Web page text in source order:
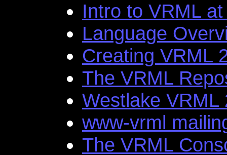
Intro to VRML
Language
Creating VRML
The VRML
Westlake VRML
www-vrml
The VRML